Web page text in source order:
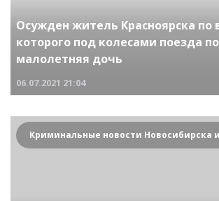
Осужден житель Красноярска по
которого под колесами поезда
малолетняя дочь
06.07.2021 21:04